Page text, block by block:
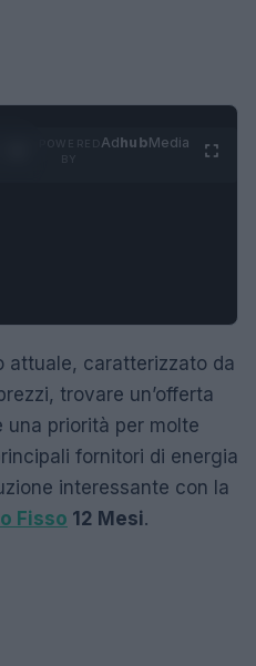
AdhubMedia
attuale, caratterizzato da
trovare un’offerta
priorità per molte
fornitori di energia
interessante con la
Fisso 12 Mesi.